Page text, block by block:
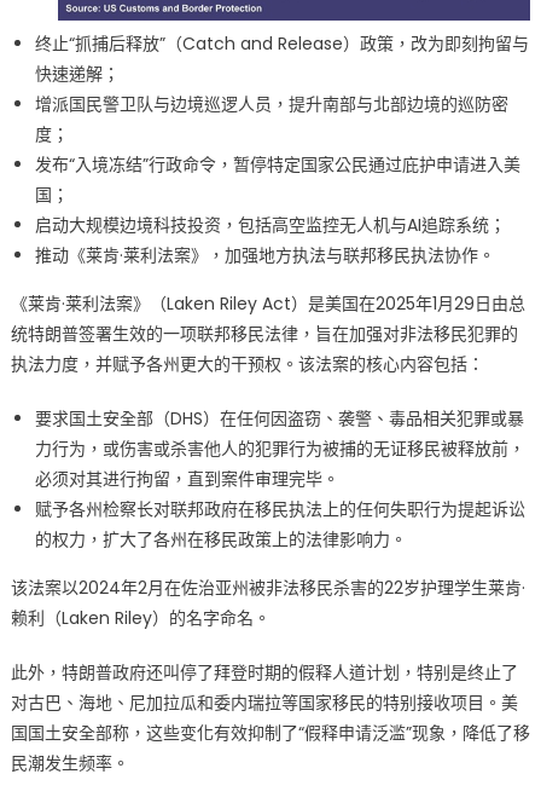
终止“抓捕后释放”（Catch and Release）政策，改为即刻拘留与
快速递解；
增派国民警卫队与边境巡逻人员，提升南部与北部边境的巡防密
度；
发布“入境冻结”行政命令，暂停特定国家公民通过庇护申请进入美
国；
启动大规模边境科技投资，包括高空监控无人机与AI追踪系统；
推动《莱肯·莱利法案》，加强地方执法与联邦移民执法协作。
《莱肯·莱利法案》（Laken Riley Act）是美国在2025年1月29日由总
统特朗普签署生效的一项联邦移民法律，旨在加强对非法移民犯罪的
执法力度，并赋予各州更大的干预权。该法案的核心内容包括：
要求国土安全部（DHS）在任何因盗窃、袭警、毒品相关犯罪或暴
力行为，或伤害或杀害他人的犯罪行为被捕的无证移民被释放前，
必须对其进行拘留，直到案件审理完毕。
赋予各州检察长对联邦政府在移民执法上的任何失职行为提起诉讼
的权力，扩大了各州在移民政策上的法律影响力。
该法案以2024年2月在佐治亚州被非法移民杀害的22岁护理学生莱肯·
赖利（Laken Riley）的名字命名。
此外，特朗普政府还叫停了拜登时期的假释人道计划，特别是终止了
对古巴、海地、尼加拉瓜和委内瑞拉等国家移民的特别接收项目。美
国国土安全部称，这些变化有效抑制了“假释申请泛滥”现象，降低了移
民潮发生频率。